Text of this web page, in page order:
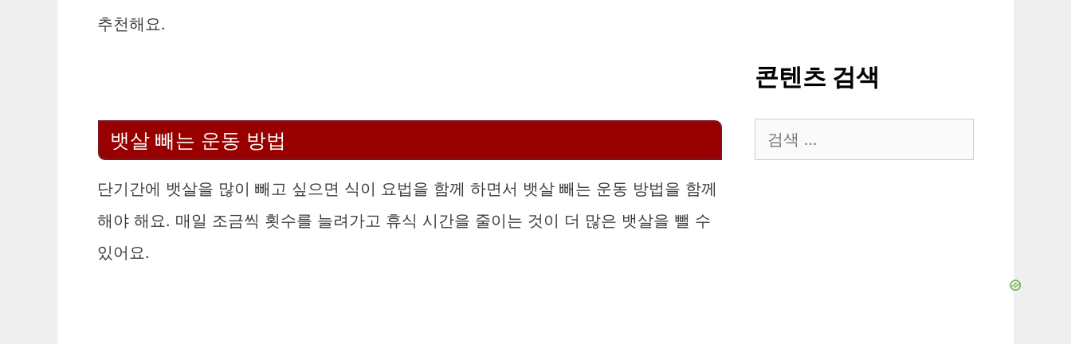
추천해요.
뱃살 빼는 운동 방법
단기간에 뱃살을 많이 빼고 싶으면 식이 요법을 함께 하면서 뱃살 빼는 운동 방법을 함께
해야 해요. 매일 조금씩 횟수를 늘려가고 휴식 시간을 줄이는 것이 더 많은 뱃살을 뺄 수
있어요.
콘텐츠 검색
색: